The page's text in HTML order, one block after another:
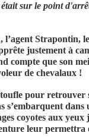
sur le point
l’agent Strapontin,
justement à
compte que son
de chevalaux !
pour retrouver
s’embarquent dans
coyotes aux yeux
leur